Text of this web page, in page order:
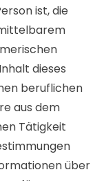
ist, die
dieses
beruflichen
aus dem
Tätigkeit
über